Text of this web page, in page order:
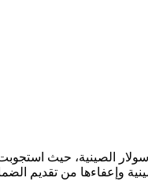
حيث استجوبت
منح الصفقة دون مناقصة بمبلغ يفوق 6